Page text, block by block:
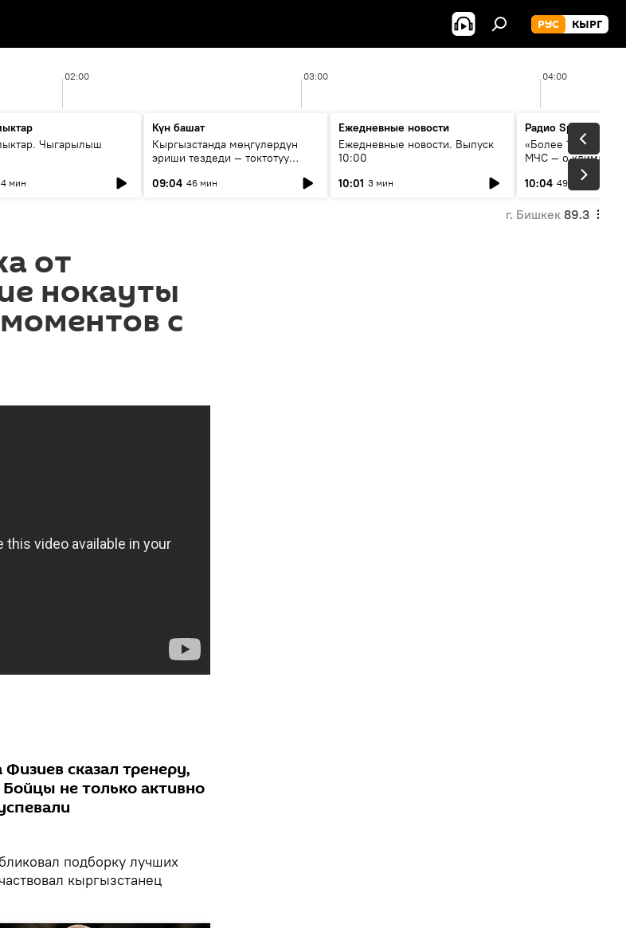
РУС КЫРГ
02:00 03:00 04:00
Чыгарылыш
4 мин
Күн башат
Кыргызстанда мөңгүлөрдүн
эриши тездеди — токтотуу
09:04 46 мин
Ежедневные новости
Ежедневные новости. Выпуск
10:00
10:01 3 мин
Радио Sputnik
«Более 1200 сёл в
МЧС — о климате,
системе
населения
10:04 49 мин
г. Бишкек 89.3
от
нокауты
с
сказал тренеру,
Бойцы не только активно
подборку лучших
кыргызстанец